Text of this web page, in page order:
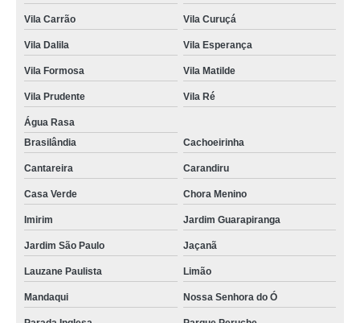
Vila Carrão Vila Curuçá
Vila Dalila Vila Esperança
Vila Formosa Vila Matilde
Vila Prudente Vila Ré
Água Rasa
Brasilândia
Cachoeirinha
Cantareira Carandiru
Casa Verde Chora Menino
Imirim Jardim Guarapiranga
Jardim São Paulo Jaçanã
Lauzane Paulista Limão
Mandaqui Nossa Senhora do Ó